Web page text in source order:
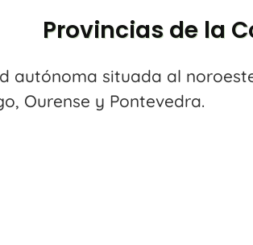
Provincias de la
autónoma situada al
Ourense y Pontevedra.